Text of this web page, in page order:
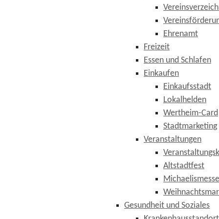
Ehrenamt
Freizeit
Essen und Schlafen
Einkaufen
Einkaufsstadt
Lokalhelden
Wertheim-Card
Stadtmarketing
Veranstaltungen
Altstadtfest
Michaelismesse
Gesundheit und Soziales